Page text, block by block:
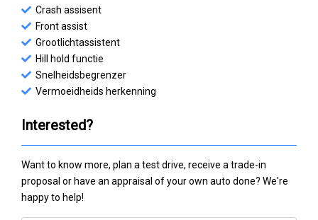
Crash assisent
Front assist
Grootlichtassistent
Hill hold functie
Snelheidsbegrenzer
Vermoeidheids herkenning
Interested?
Want to know more, plan a test drive, receive a trade-in
proposal or have an appraisal of your own auto done? We're
happy to help!